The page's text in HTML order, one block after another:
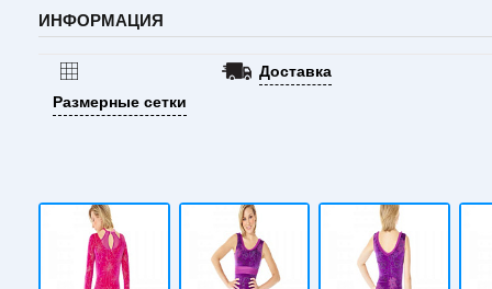
ИНФОРМАЦИЯ
Размерные сетки
Доставка